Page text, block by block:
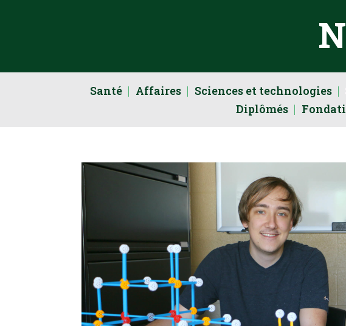
Santé Affaires Sciences et technologies
Diplômés